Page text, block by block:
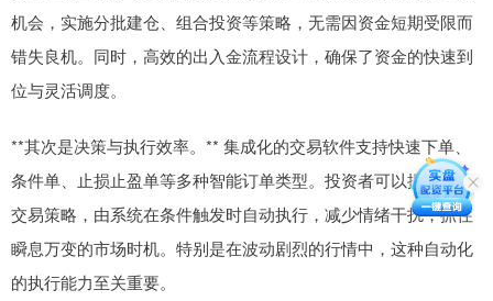
机会，实施分批建仓、组合投资等策略，无需因资金短期受限而
错失良机。同时，高效的出入金流程设计，确保了资金的快速到
位与灵活调度。
**其次是决策与执行效率。** 集成化的交易软件支持快速下单、
条件单、止损止盈单等多种智能订单类型。投资者可以提前设定
交易策略，由系统在条件触发时自动执行，减少情绪干扰，抓住
瞬息万变的市场时机。特别是在波动剧烈的行情中，这种自动化
的执行能力至关重要。